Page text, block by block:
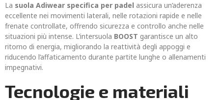
La suola Adiwear specifica per padel assicura un’aderenza
eccellente nei movimenti laterali, nelle rotazioni rapide e nelle
frenate controllate, offrendo sicurezza e controllo anche nelle
situazioni più intense. L’intersuola BOOST garantisce un alto
ritorno di energia, migliorando la reattività degli appoggi e
riducendo l’affaticamento durante partite lunghe o allenamenti
impegnativi.
Tecnologie e materiali